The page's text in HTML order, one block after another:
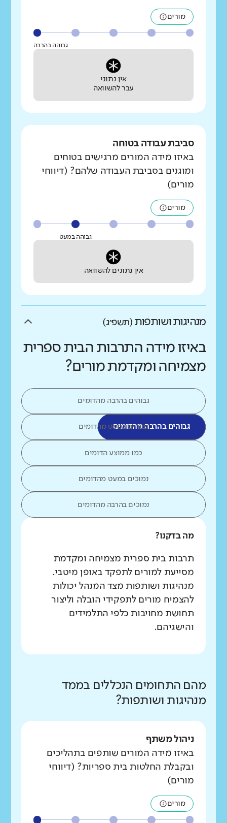
מורים
גבוהה בהרבה
אין נתוני
עבר להשוואה
סביבת עבודה בטוחה
באיזו מידה המורים מרגישים בטוחים
ומוגנים בסביבת העבודה שלהם? (דיווחי
מורים)
מורים
גבוהה במעט
אין נתונים להשוואה
מנהיגות ושותפות (תשפ״ג)
באיזו מידה התרבות הבית ספרית
מצמיחה ומקדמת מורים?
גבוהים בהרבה מהדומים
גבוהים בהרבה מהדומיםגבוהים במעט מהדומים
כמו ממוצע הדומים
נמוכים במעט מהדומים
נמוכים בהרבה מהדומים
מה בדקנו?
תרבות בית ספרית מצמיחה ומקדמת
מסייעת למורים לתפקד באופן מיטבי.
מנהיגות ושותפות מצד המנהל יכולות
להצמיח מורים לתפקידי הובלה וליצור
תחושת מחויבות כלפי התלמידים
והישגיהם.
מהם התחומים הנכללים בממד
מנהיגות ושותפות?
ניהול משתף
באיזו מידה המורים שותפים בתהליכים
ובקבלת החלטות בית ספריות? (דיווחי
מורים)
מורים